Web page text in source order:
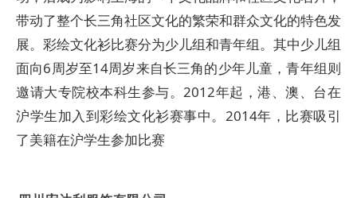
带动了整个长三角社区文化的繁荣和群众文化的特色发
展。彩绘文化衫比赛分为少儿组和青年组。其中少儿组
面向6周岁至14周岁来自长三角的少年儿童，青年组则
邀请大专院校本科生参与。2012年起，港、澳、台在
沪学生加入到彩绘文化衫赛事中。2014年，比赛吸引
了美籍在沪学生参加比赛